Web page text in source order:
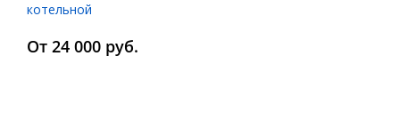
котельной
От 24 000 руб.